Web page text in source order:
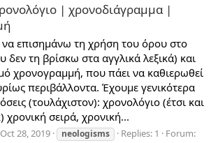
| χρονοδιάγραμμα |
επισημάνω τη χρήση του όρου στο
δεν τη βρίσκω στα αγγλικά λεξικά) και
χρονογραμμή, που πάει να καθιερωθεί
περιβάλλοντα. Έχουμε γενικότερα
(τουλάχιστον): χρονολόγιο (έτσι και
χρονική σειρά, χρονική...
Oct 28, 2019 neologisms Replies: 1
Forum: